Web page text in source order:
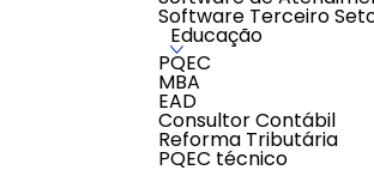
Software Terceiro
Educação
PQEC
MBA
EAD
Consultor Contábil
Reforma Tributária
PQEC técnico